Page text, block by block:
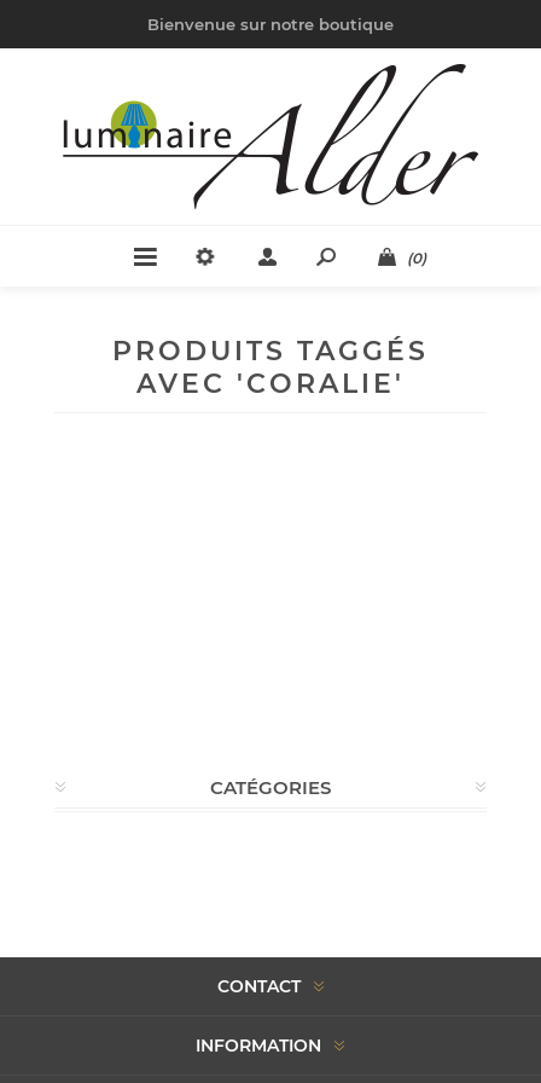
Bienvenue sur notre boutique
(0)
PRODUITS TAGGÉS
AVEC 'CORALIE'
CATÉGORIES
CONTACT
INFORMATION